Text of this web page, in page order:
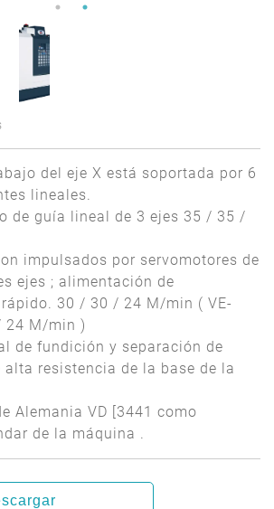
del eje X está soportada por 6
lineales.
de guía lineal de 3 ejes 35 / 35 /
impulsados por servomotores de
ejes ; alimentación de
30 / 30 / 24 M/min ( VE-
24 M/min )
de fundición y separación de
alta resistencia de la base de la
Alemania VD [3441 como
de la máquina .